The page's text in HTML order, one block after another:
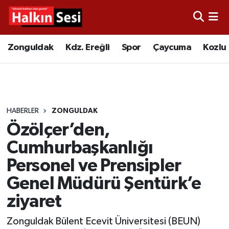
Zonguldak Kdz. Ereğli Spor Çaycuma Kozlu
HABERLER ZONGULDAK
Özölçer’den,
Cumhurbaşkanlığı
Personel ve Prensipler
Genel Müdürü Şentürk’e
ziyaret
Zonguldak Bülent Ecevit Üniversitesi (BEUN)
Video
Çaycuma
Alaplı
Asayiş
Karabük
Merkez Hava Durumu
Tüm Manşetler
Son Dakika Haberleri
Haber Arşivi